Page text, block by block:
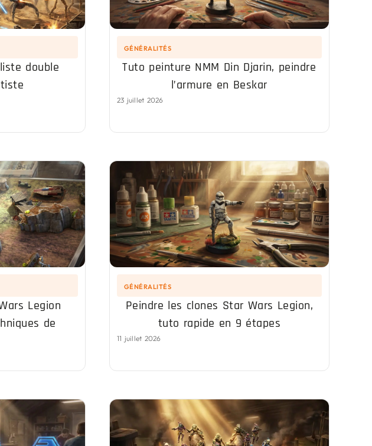
double
GÉNÉRALITÉS
Tuto peinture NMM Din Djarin, peindre
l’armure en Beskar
23 juillet 2026
Legion
de
GÉNÉRALITÉS
Peindre les clones Star Wars Legion,
tuto rapide en 9 étapes
11 juillet 2026